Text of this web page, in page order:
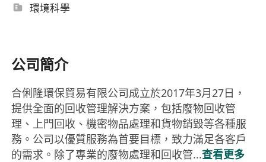
環境科學
公司簡介
合俐隆環保貿易有限公司成立於2017年3月27日，
提供全面的回收管理解決方案，包括廢物回收管
理、上門回收、機密物品處理和貨物銷毀等各種服
務。公司以優質服務為首要目標，致力滿足各客戶
的需求。除了專業的廢物處理和回收管...查看更多